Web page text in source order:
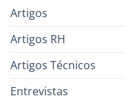
Artigos
Artigos RH
Artigos Técnicos
Entrevistas